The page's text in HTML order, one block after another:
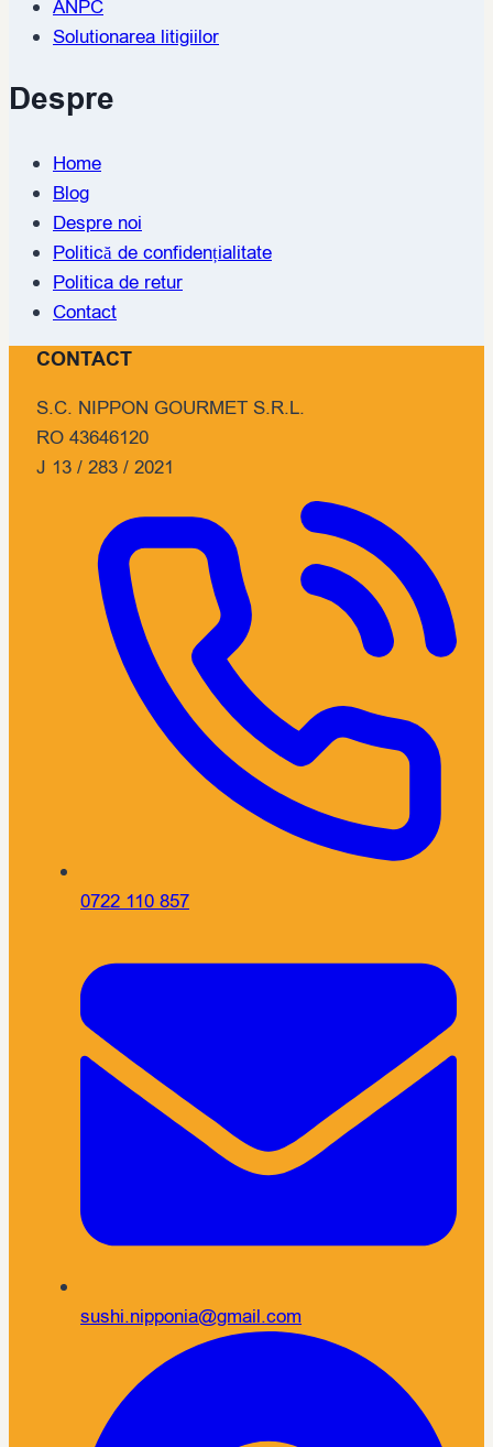
ANPC
Solutionarea litigiilor
Despre
Home
Blog
Despre noi
Politică de confidențialitate
Politica de retur
Contact
CONTACT
S.C. NIPPON GOURMET S.R.L.
RO 43646120
J 13 / 283 / 2021
0722 110 857
sushi.nipponia@gmail.com